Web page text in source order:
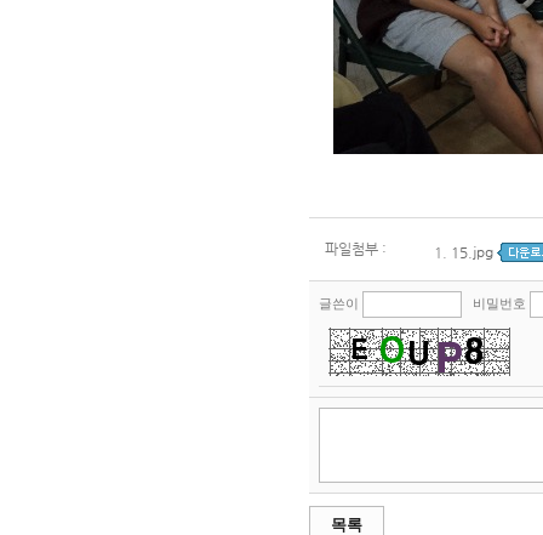
파일첨부 : 1. 15.jpg
글쓴이 비밀번호
목록